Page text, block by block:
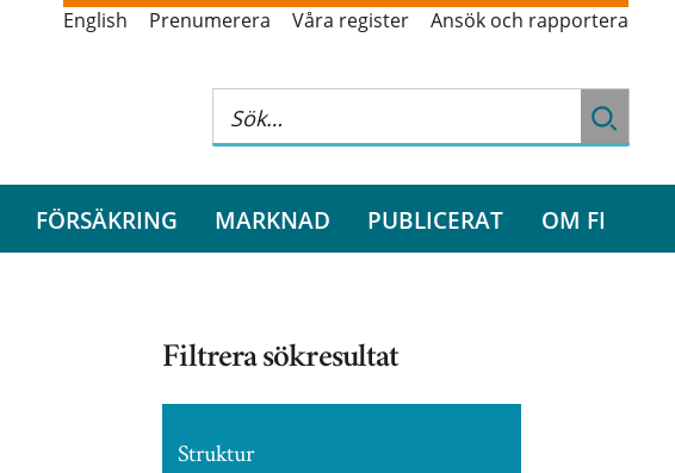
English Prenumerera Våra register Ansök och rapportera
FÖRSÄKRING MARKNAD PUBLICERAT OM FI
Filtrera sökresultat
Struktur